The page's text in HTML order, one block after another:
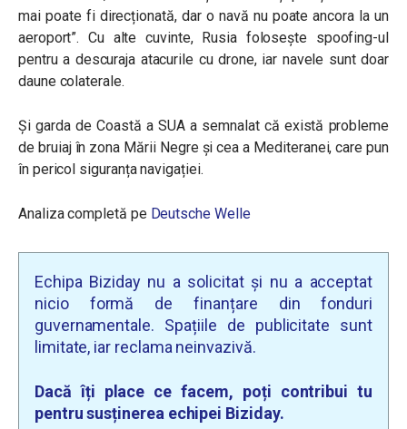
mai poate fi direcționată, dar o navă nu poate ancora la un
aeroport”. Cu alte cuvinte, Rusia folosește spoofing-ul
pentru a descuraja atacurile cu drone, iar navele sunt doar
daune colaterale.
Și garda de Coastă a SUA a semnalat că există probleme
de bruiaj în zona Mării Negre și cea a Mediteranei, care pun
în pericol siguranța navigației.
Analiza completă pe Deutsche Welle
Echipa Biziday nu a solicitat și nu a acceptat
nicio formă de finanțare din fonduri
guvernamentale. Spațiile de publicitate sunt
limitate, iar reclama neinvazivă.
Dacă îți place ce facem, poți contribui tu
pentru susținerea echipei Biziday.